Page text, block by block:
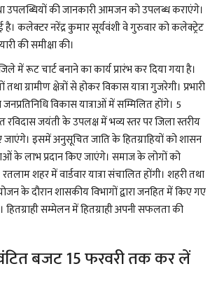
उपलब्धियों की जानकारी आमजन को उपलब्ध कराएंगे।
कलेक्टर नरेंद्र कुमार सूर्यवंशी वे गुरुवार को कलेक्ट्रेट
की समीक्षा की।
में रूट चार्ट बनाने का कार्य प्रारंभ कर दिया गया है।
ग्रामीण क्षेत्रों से होकर विकास यात्रा गुजरेगी। प्रभारी
विकास यात्राओं में सम्मिलित होंगे। 5
जयंती के उपलक्ष में भव्य स्तर पर जिला स्तरीय
इसमें अनुसूचित जाति के हितग्राहियों को शासन
के लाभ प्रदान किए जाएंगे। समाज के लोगों को
शहर में वार्डवार यात्रा संचालित होंगी। शहरी तथा
के दौरान शासकीय विभागों द्वारा जनहित में किए गए
हितग्राही सम्मेलन में हितग्राही अपनी सफलता की
बजट 15 फरवरी तक कर लें